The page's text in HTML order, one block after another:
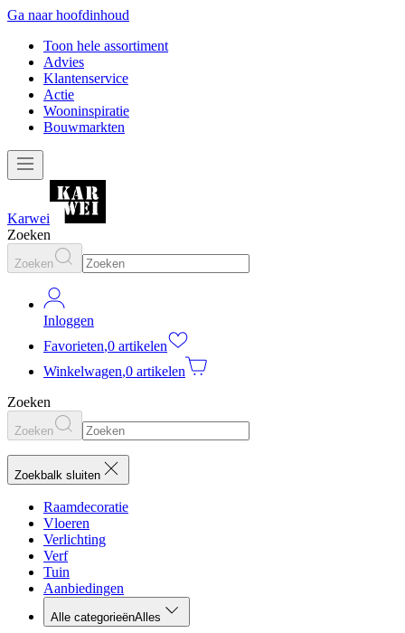
Ga naar hoofdinhoud
Toon hele assortiment
Advies
Klantenservice
Actie
Wooninspiratie
Bouwmarkten
Karwei
Zoeken
Zoeken
Inloggen
Favorieten,0 artikelen
Winkelwagen,0 artikelen
Zoeken
Zoeken
Zoekbalk sluiten
Raamdecoratie
Vloeren
Verlichting
Verf
Tuin
Aanbiedingen
Alle categorieënAlles